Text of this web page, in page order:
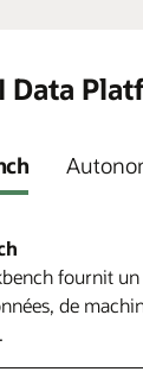
Data
fournit
de